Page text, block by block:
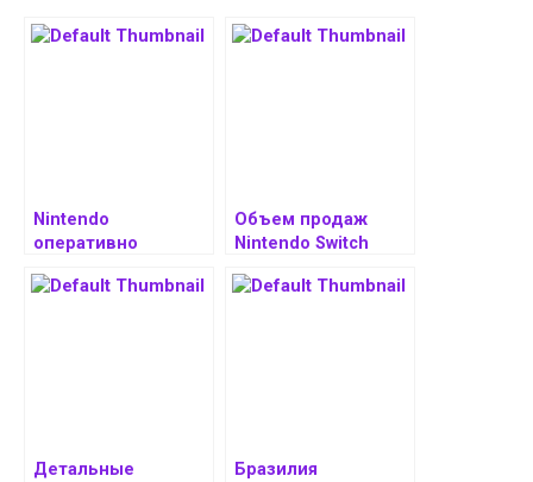
Nintendo
оперативно
за MIG Flash в
Объем продаж
Nintendo Switch
миллионов единиц
Детальные
Бразилия